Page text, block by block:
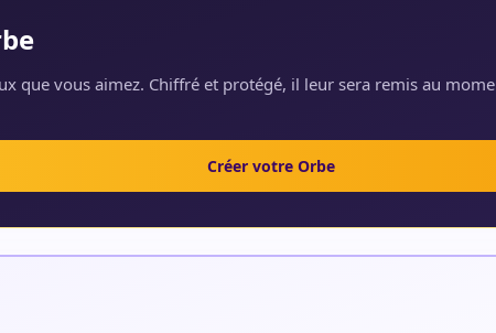
que vous aimez. Chiffré et protégé, il leur sera remis au
Créer votre Orbe